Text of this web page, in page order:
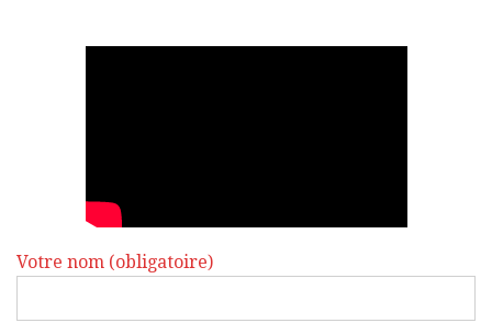
Votre nom (obligatoire)